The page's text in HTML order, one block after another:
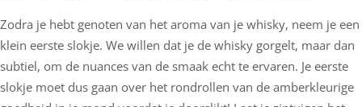
Zodra je hebt genoten van het aroma van je whisky, neem je een
klein eerste slokje. We willen dat je de whisky gorgelt, maar dan
subtiel, om de nuances van de smaak echt te ervaren. Je eerste
slokje moet dus gaan over het rondrollen van de amberkleurige